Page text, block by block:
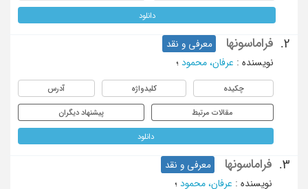
دانلود
2. فراماسونها
معرفی و نقد
نویسنده : عرفان، محمود ؛
چکیده کلیدواژه آدرس
مقالات مرتبط پیشنهاد دیگران
دانلود
3. فراماسونها
معرفی و نقد
نویسنده : عرفان، محمود ؛